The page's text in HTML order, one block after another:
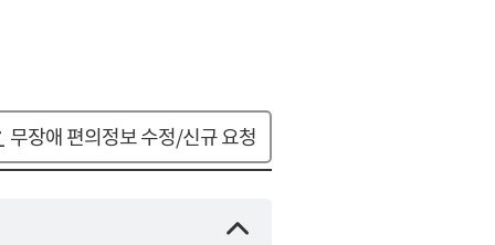
무장애 편의정보 수정/신규 요청